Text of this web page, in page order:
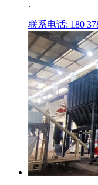
.
联系电话: 180